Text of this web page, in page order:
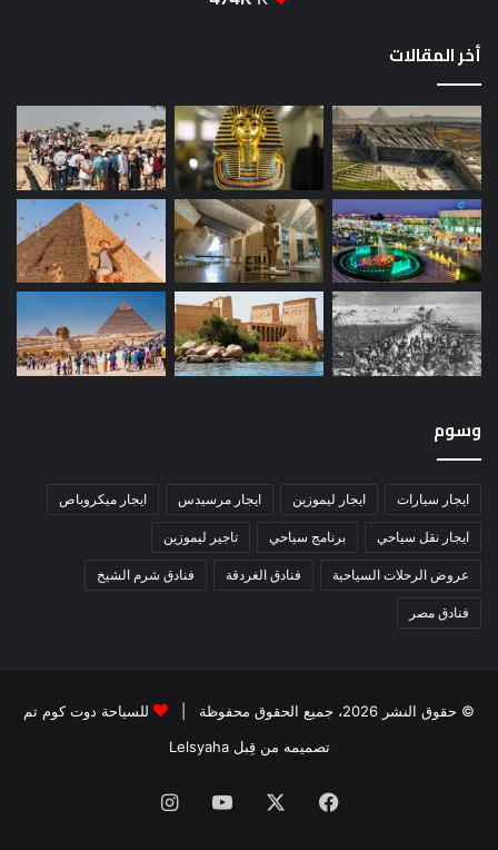
أخر المقالات
وسوم
ايجار سيارات ايجار ليموزين ايجار مرسيدس ايجار ميكروباص
ايجار نقل سياحي برنامج سياحي تاجير ليموزين
عروض الرحلات السياحية فنادق الغردقة فنادق شرم الشيخ
فنادق مصر
© حقوق النشر 2026، جميع الحقوق محفوظة |
للسياحة دوت كوم تم
تصميمه من قِبل Lelsyaha
فيسبوك ‫YouTube